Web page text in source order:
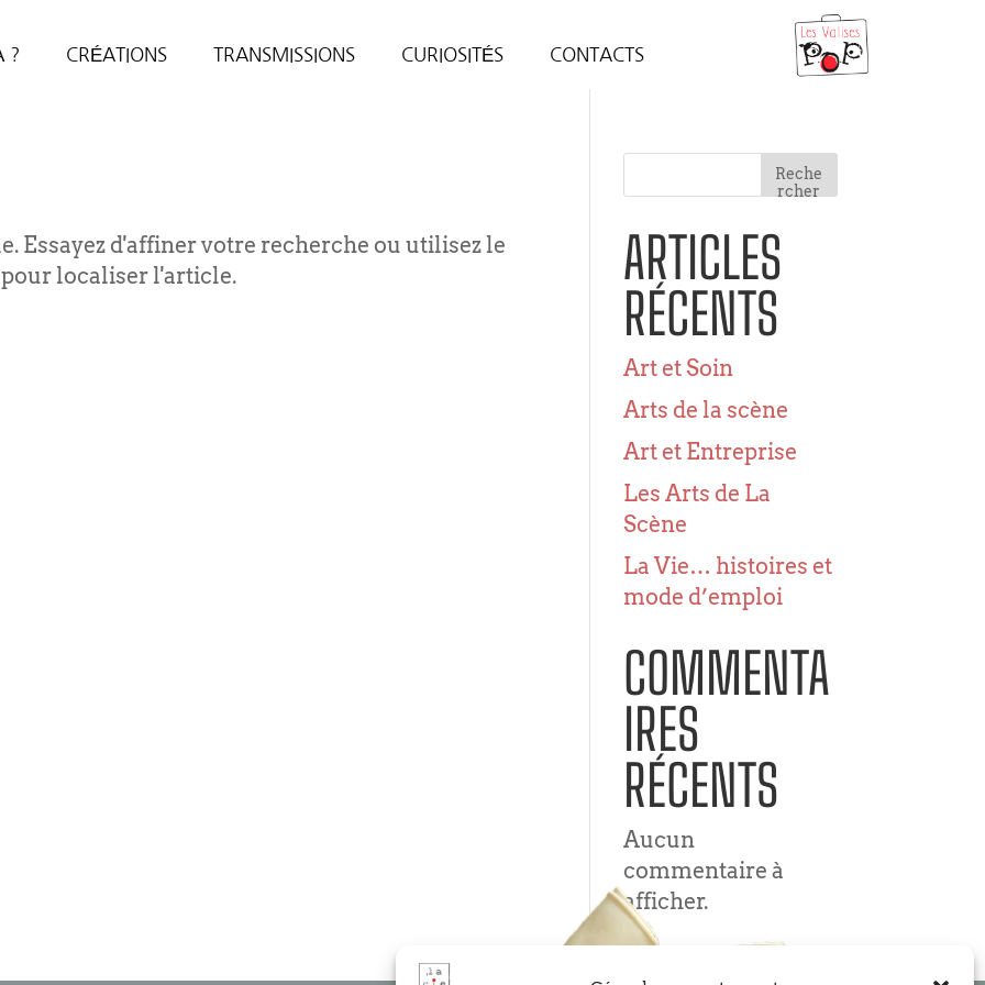
? CRÉATIONS TRANSMISSIONS CURIOSITÉS CONTACTS
Essayez d'affiner votre recherche ou utilisez le
localiser l'article.
Reche
rcher
ARTICLES
RÉCENTS
Art et Soin
Arts de la scène
Art et Entreprise
Les Arts de La
Scène
La Vie… histoires et
mode d’emploi
COMMENTA
IRES
RÉCENTS
Aucun
commentaire à
afficher.